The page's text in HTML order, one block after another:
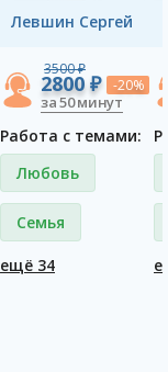
Левшин Сергей
3500 ₽
2800 ₽ -20%
за 50 минут
Работа с темами:
Любовь
Семья
ещё 34